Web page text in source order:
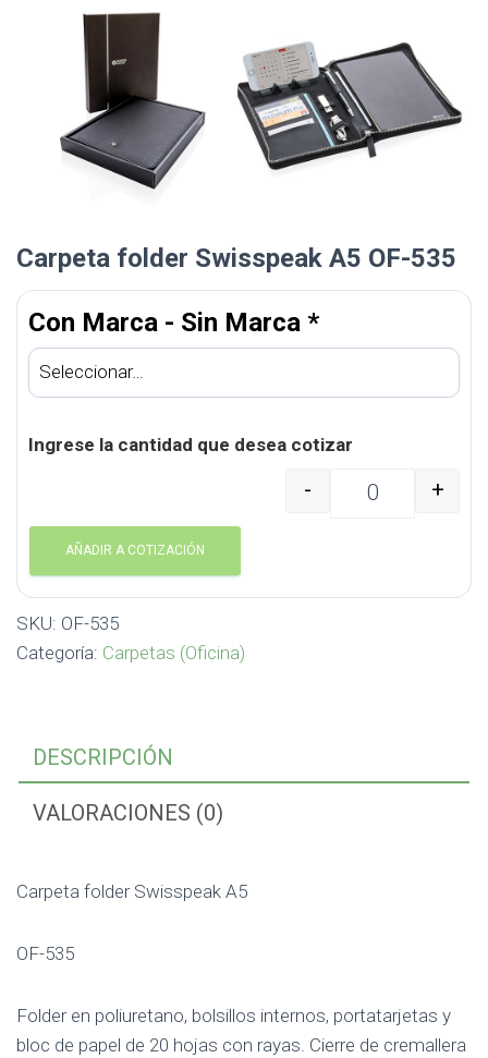
Carpeta folder Swisspeak A5 OF-535
Con Marca - Sin Marca *
Ingrese la cantidad que desea cotizar
Carpeta folder
- +
AÑADIR A COTIZACIÓN
SKU: OF-535
Categoría: Carpetas (Oficina)
DESCRIPCIÓN
VALORACIONES (0)
Carpeta folder Swisspeak A5
OF-535
Folder en poliuretano, bolsillos internos, portatarjetas y
bloc de papel de 20 hojas con rayas. Cierre de cremallera